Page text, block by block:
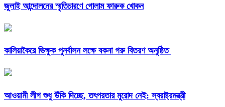
জুলাই আন্দোলনের স্মৃতিচারণে গোলাম ফারুক খোকন
কালিয়াকৈরে ভিক্ষুক পুনর্বাসন লক্ষে বকনা গরু বিতরণ অনুষ্ঠিত
আওয়ামী লীগ শুধু উঁকি দিচ্ছে, তৎপরতার মুরোদ নেই: স্বরাষ্ট্রমন্ত্রী